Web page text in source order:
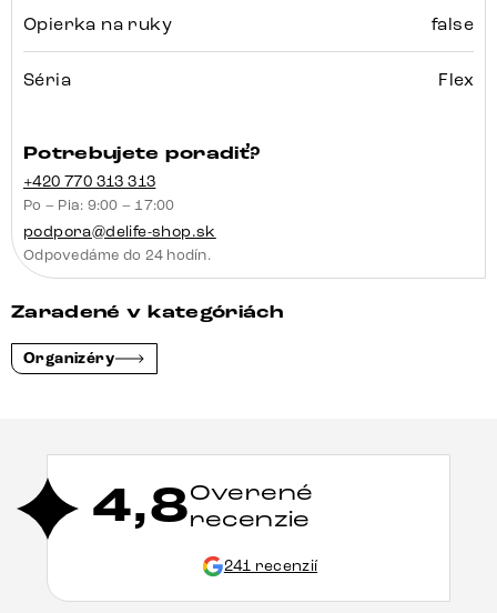
Opierka na ruky false
Séria Flex
Potrebujete poradiť?
+420 770 313 313
Po – Pia: 9:00 – 17:00
podpora@delife-shop.sk
Odpovedáme do 24 hodín.
Zaradené v kategóriách
Organizéry
4,8Overené
recenzie
241 recenzií